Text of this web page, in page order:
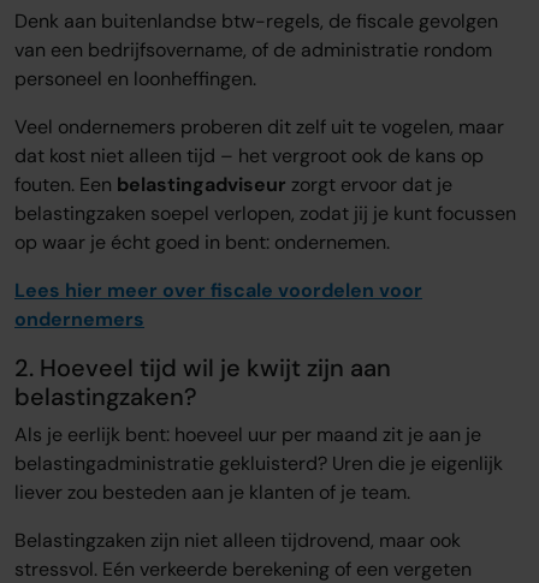
Denk aan buitenlandse btw-regels, de fiscale gevolgen
van een bedrijfsovername, of de administratie rondom
personeel en loonheffingen.
Veel ondernemers proberen dit zelf uit te vogelen, maar
dat kost niet alleen tijd – het vergroot ook de kans op
fouten. Een belastingadviseur zorgt ervoor dat je
belastingzaken soepel verlopen, zodat jij je kunt focussen
op waar je écht goed in bent: ondernemen.
Lees hier meer over fiscale voordelen voor
ondernemers
2. Hoeveel tijd wil je kwijt zijn aan
belastingzaken?
Als je eerlijk bent: hoeveel uur per maand zit je aan je
belastingadministratie gekluisterd? Uren die je eigenlijk
liever zou besteden aan je klanten of je team.
Belastingzaken zijn niet alleen tijdrovend, maar ook
stressvol. Eén verkeerde berekening of een vergeten